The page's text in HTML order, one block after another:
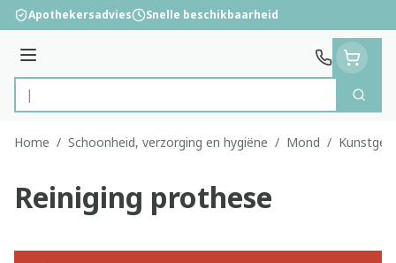
Ga naar de inhoud
Apothekersadvies Snelle beschikbaarheid
Menu
Product, merk, categorie...
Zoek
Home / Schoonheid, verzorging en hygiëne / Mond /
Reiniging prothese